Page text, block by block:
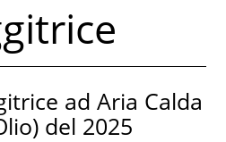
ad Aria Calda
del 2025